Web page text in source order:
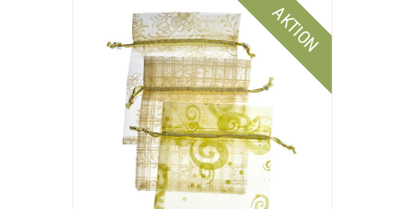
AKTION